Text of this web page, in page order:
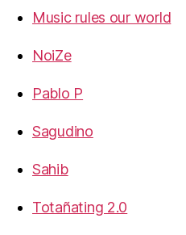
Music rules our world
NoiZe
Pablo P
Sagudino
Sahib
Totañating 2.0